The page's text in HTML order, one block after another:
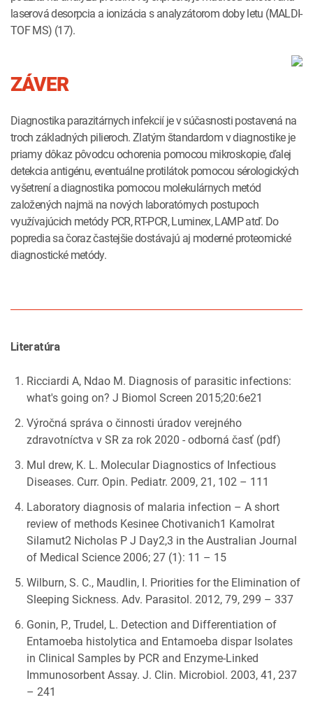
laserová desorpcia a ionizácia s analyzátorom doby letu (MALDI-
TOF MS) (17).
ZÁVER
Diagnostika parazitárnych infekcií je v súčasnosti postavená na
troch základných pilieroch. Zlatým štandardom v diagnostike je
priamy dôkaz pôvodcu ochorenia pomocou mikroskopie, ďalej
detekcia antigénu, eventuálne protilátok pomocou sérologických
vyšetrení a diagnostika pomocou molekulárnych metód
založených najmä na nových laboratórnych postupoch
využívajúcich metódy PCR, RT-PCR, Luminex, LAMP atď. Do
popredia sa čoraz častejšie dostávajú aj moderné proteomické
diagnostické metódy.
Literatúra
Ricciardi A, Ndao M. Diagnosis of parasitic infections:
what's going on? J Biomol Screen 2015;20:6e21
Výročná správa o činnosti úradov verejného
zdravotníctva v SR za rok 2020 - odborná časť (pdf)
Mul drew, K. L. Molecular Diagnostics of Infectious
Diseases. Curr. Opin. Pediatr. 2009, 21, 102 – 111
Laboratory diagnosis of malaria infection – A short
review of methods Kesinee Chotivanich1 Kamolrat
Silamut2 Nicholas P J Day2,3 in the Australian Journal
of Medical Science 2006; 27 (1): 11 – 15
Wilburn, S. C., Maudlin, I. Priorities for the Elimination of
Sleeping Sickness. Adv. Parasitol. 2012, 79, 299 – 337
Gonin, P., Trudel, L. Detection and Differentiation of
Entamoeba histolytica and Entamoeba dispar Isolates
in Clinical Samples by PCR and Enzyme-Linked
Immunosorbent Assay. J. Clin. Microbiol. 2003, 41, 237
– 241